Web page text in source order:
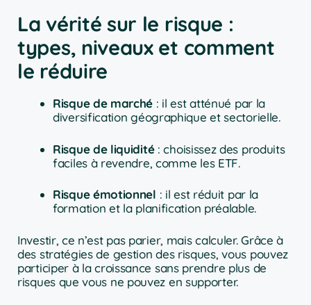
La vérité sur le risque :
types, niveaux et comment
le réduire
Risque de marché : il est atténué par la
diversification géographique et sectorielle.
Risque de liquidité : choisissez des produits
faciles à revendre, comme les ETF.
Risque émotionnel : il est réduit par la
formation et la planification préalable.
Investir, ce n’est pas parier, mais calculer. Grâce à
des stratégies de gestion des risques, vous pouvez
participer à la croissance sans prendre plus de
risques que vous ne pouvez en supporter.